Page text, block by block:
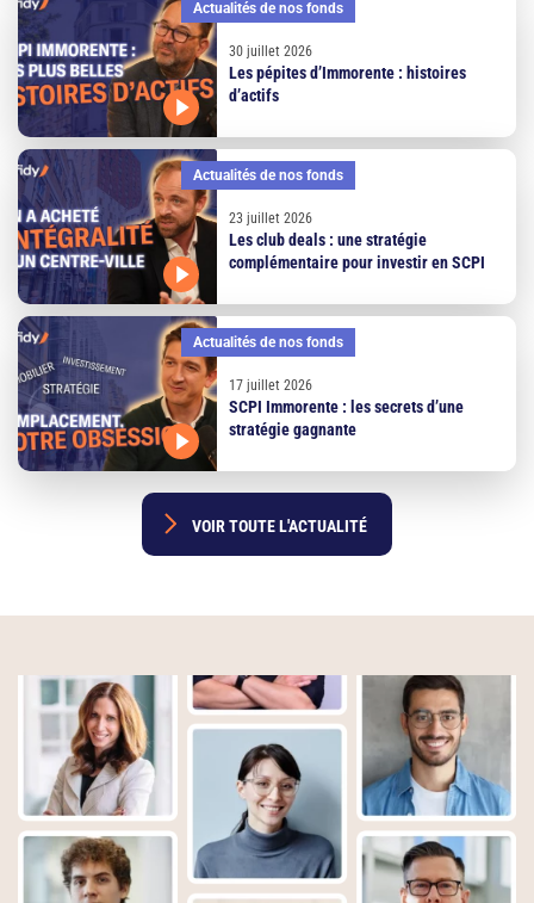
Actualités de nos fonds
30 juillet 2026
Les pépites d’Immorente : histoires
d’actifs
Actualités de nos fonds
23 juillet 2026
Les club deals : une stratégie
complémentaire pour investir en SCPI
Actualités de nos fonds
17 juillet 2026
SCPI Immorente : les secrets d’une
stratégie gagnante
VOIR TOUTE L'ACTUALITÉ